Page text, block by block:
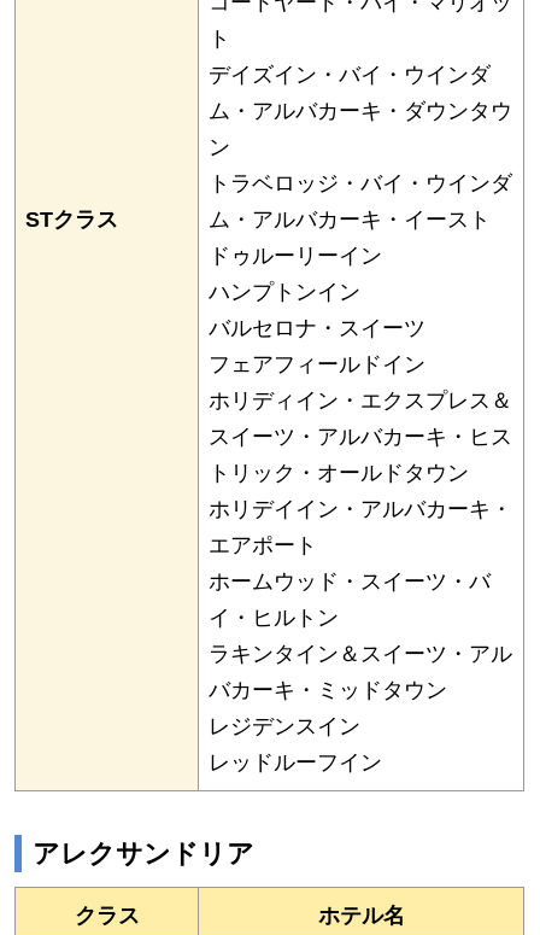
STクラス
ト
デイズイン・バイ・ウインダ
ム・アルバカーキ・ダウンタウ
ン
トラベロッジ・バイ・ウインダ
ム・アルバカーキ・イースト
ドゥルーリーイン
ハンプトンイン
バルセロナ・スイーツ
フェアフィールドイン
ホリディイン・エクスプレス＆
スイーツ・アルバカーキ・ヒス
トリック・オールドタウン
ホリデイイン・アルバカーキ・
エアポート
ホームウッド・スイーツ・バ
イ・ヒルトン
ラキンタイン＆スイーツ・アル
バカーキ・ミッドタウン
レジデンスイン
レッドルーフイン
アレクサンドリア
クラス ホテル名